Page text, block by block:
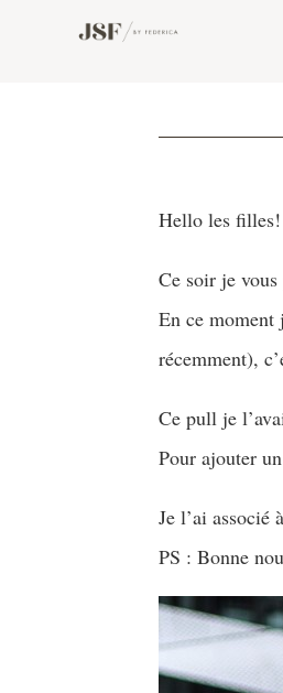
Hello les filles!
Ce soir je
En ce moment
récemment),
Ce pull je
Pour ajouter
Je l’ai associé
PS : Bonne